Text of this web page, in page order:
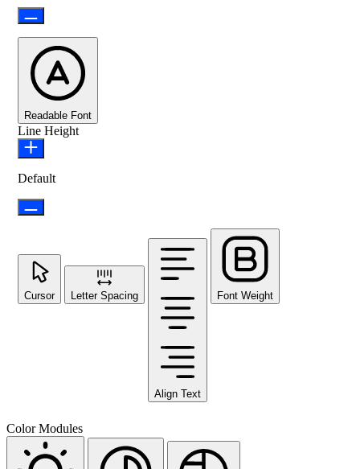
Readable Font
Line Height
Default
Cursor Letter Spacing
Align Text
Font Weight
Color Modules